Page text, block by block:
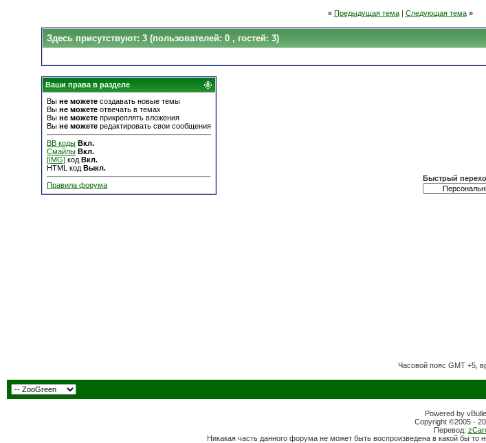
« Предыдущая тема| Следующая тема »
Здесь присутствуют: 3 (пользователей: 0 , гостей: 3)
Ваши права в разделе
Вы не можете создавать новые темы
Вы не можете отвечать в темах
Вы не можете прикреплять вложения
Вы не можете редактировать свои сообщения
BB коды Вкл.
Смайлы Вкл.
[IMG] код Вкл.
HTML код Выкл.
Правила форума
Быстрый
Часовой пояс GMT +5,
Powered by
Copyright ©2005 -
Перевод:
Никакая часть данного форума не может быть воспроизведена в какой бы